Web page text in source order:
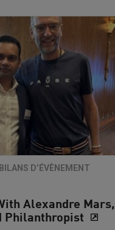
BILANS D’ÉVÈNEMENT
Alexandre Mars,
Philanthropist